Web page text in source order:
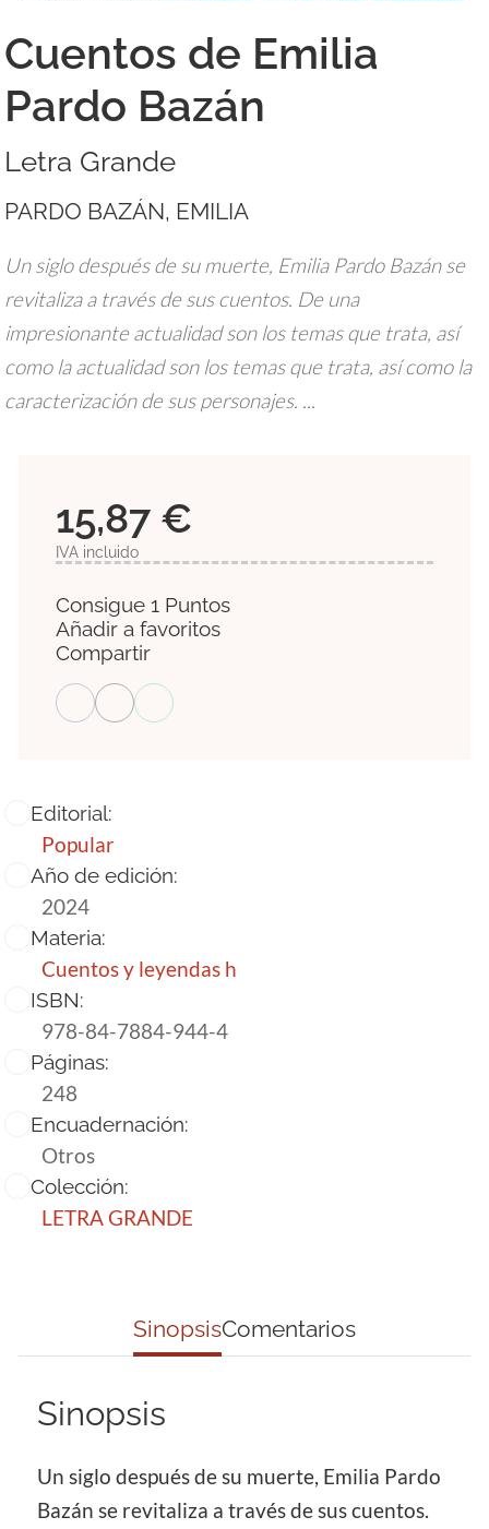
Cuentos de Emilia
Pardo Bazán
Letra Grande
PARDO BAZÁN, EMILIA
Un siglo después de su muerte, Emilia Pardo Bazán se
revitaliza a través de sus cuentos. De una
impresionante actualidad son los temas que trata, así
como la actualidad son los temas que trata, así como la
caracterización de sus personajes. ...
Editorial:
Popular
Año de edición:
2024
Materia:
Cuentos y leyendas h
ISBN:
978-84-7884-944-4
Páginas:
248
Encuadernación:
Otros
Colección:
LETRA GRANDE
15,87 €
IVA incluido
Consigue 1 Puntos
Añadir a favoritos
Compartir
SinopsisComentarios
Sinopsis
Un siglo después de su muerte, Emilia Pardo
Bazán se revitaliza a través de sus cuentos.